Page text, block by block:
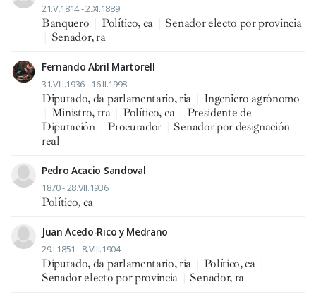
21.V.1814 - 2.XI.1889
Banquero Político, ca
Senador electo por provincia
Senador, ra
Fernando Abril Martorell
31.VIII.1936 - 16.II.1998
Diputado, da parlamentario, ria
Ingeniero agrónomo
Ministro, tra Político, ca
Presidente de
Diputación
Procurador
Senador por designación
real
Pedro Acacio Sandoval
1870 - 28.VII.1936
Político, ca
Juan Acedo-Rico y Medrano
29.I.1851 - 8.VIII.1904
Diputado, da parlamentario, ria Político, ca
Senador electo por provincia
Senador, ra